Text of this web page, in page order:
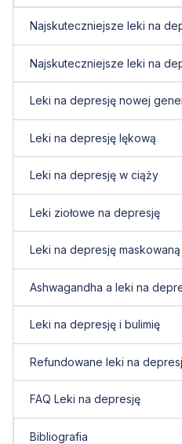
Najskuteczniejsze leki na
Najskuteczniejsze leki na
Leki na depresję nowej
Leki na depresję lękową
Leki na depresję w ciąży
Leki ziołowe na depresję
Leki na depresję maskowaną
Ashwagandha a leki na
Leki na depresję i bulimię
Refundowane leki na
FAQ Leki na depresję
Bibliografia